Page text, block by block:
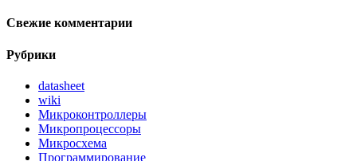
Свежие комментарии
Рубрики
datasheet
wiki
Микроконтроллеры
Микропроцессоры
Микросхема
Программирование